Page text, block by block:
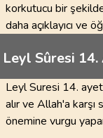
korkutucu bir
daha açıklayıcı ve
Leyl Sûresi
Leyl Suresi 14.
alır ve Allah'a karşı
önemine vurgu